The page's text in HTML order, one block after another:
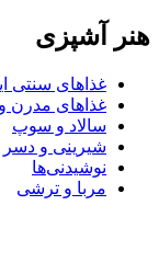
هنر آشپزی
غذاهای سنتی
غذاهای مدرن و
سالاد و سوپ
شیرینی و دسر
نوشیدنی‌ها
مربا و ترشی